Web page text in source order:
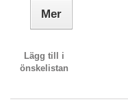
Mer
Lägg till i
önskelistan